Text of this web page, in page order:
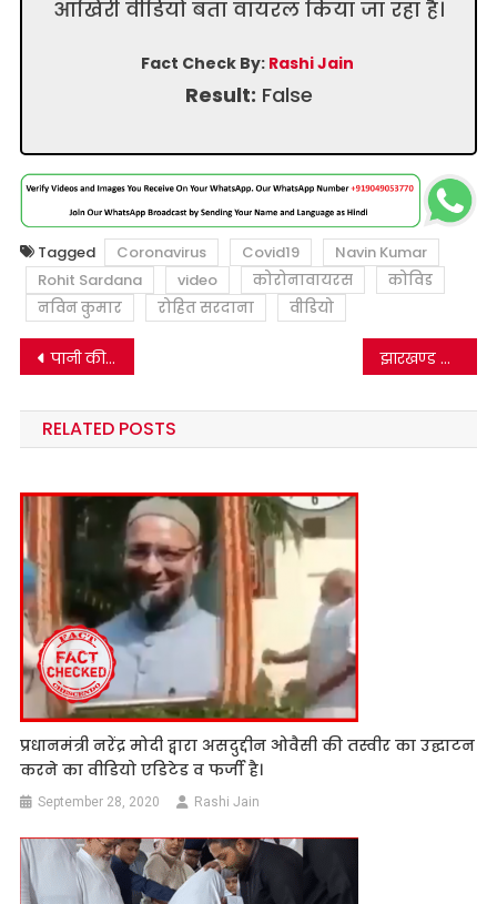
आखिरी वीडियो बता वायरल किया जा रहा है।
Fact Check By: Rashi Jain
Result: False
Tagged Coronavirus Covid19
Navin Kumar
Rohit Sardana
video कोरोनावायरस
कोविड
नविन कुमार
रोहित सरदाना वीडियो
Post
navigation
पानी की भाप लेने से कोरोना वायरस का अंत नहीं होता है। झारखण्ड में पुलिस व ग्रामीणों के बीच हुई एक झड़प को कोरोना टीकाकरण से जोड़ फैलाया जा रहा है|
RELATED POSTS
प्रधानमंत्री नरेंद्र मोदी द्वारा असदुद्दीन ओवैसी की तस्वीर का उद्घाटन
करने का वीडियो एडिटेड व फर्जी है।
September 28, 2020 Rashi Jain